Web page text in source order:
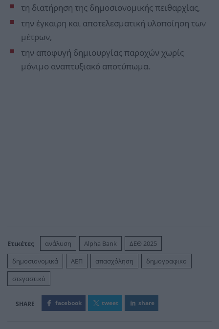
τη διατήρηση της δημοσιονομικής πειθαρχίας,
την έγκαιρη και αποτελεσματική υλοποίηση των
μέτρων,
την αποφυγή δημιουργίας παροχών χωρίς
μόνιμο αναπτυξιακό αποτύπωμα.
Ετικέτες ανάλυση Alpha Bank
ΔΕΘ 2025
δημοσιονομικά
ΑΕΠ απασχόληση
δημογραφικο
στεγαστικό
facebook tweet share